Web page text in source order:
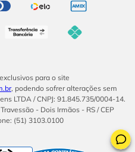
para o site
, podendo sofrer alterações sem
LTDA / CNPJ: 91.845.735/0004-14.
- Dois Irmãos - RS / CEP
(51) 3103.0100